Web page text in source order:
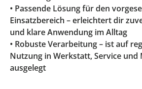
• Passende Lösung für den
Einsatzbereich – erleichtert dir
und klare Anwendung im Alltag
• Robuste Verarbeitung – ist auf
Nutzung in Werkstatt, Service und
ausgelegt